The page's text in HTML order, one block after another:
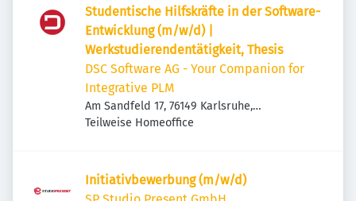
Studentische Hilfskräfte in der Software-
Entwicklung (m/w/d) |
Werkstudierendentätigkeit, Thesis
DSC Software AG - Your Companion for
Integrative PLM
Am Sandfeld 17, 76149 Karlsruhe,
Deutschland
Teilweise Homeoffice
Initiativbewerbung (m/w/d)